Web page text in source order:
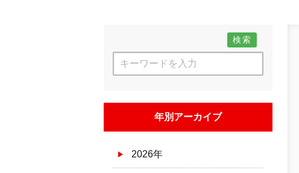
検索
年別アーカイブ
2026年